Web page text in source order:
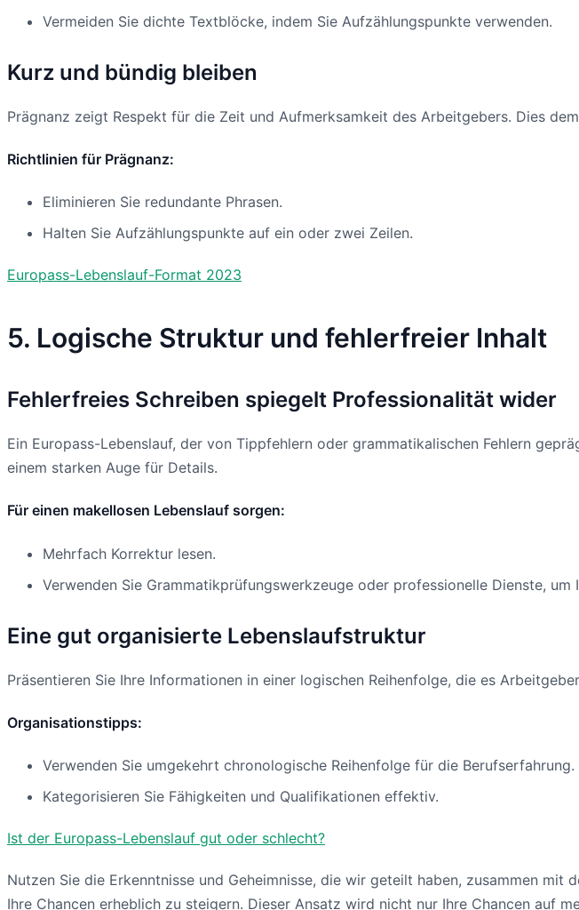
Vermeiden Sie dichte Textblöcke, indem Sie Aufzählungspunkte verwenden.
Kurz und bündig bleiben
Prägnanz zeigt Respekt für die Zeit und Aufmerksamkeit des Arbeitgebers. Dies
Richtlinien für Prägnanz:
Eliminieren Sie redundante Phrasen.
Halten Sie Aufzählungspunkte auf ein oder zwei Zeilen.
Europass-Lebenslauf-Format 2023
5. Logische Struktur und fehlerfreier Inhalt
Fehlerfreies Schreiben spiegelt Professionalität wider
Ein Europass-Lebenslauf, der von Tippfehlern oder grammatikalischen Fehlern
einem starken Auge für Details.
Für einen makellosen Lebenslauf sorgen:
Mehrfach Korrektur lesen.
Verwenden Sie Grammatikprüfungswerkzeuge oder professionelle Dienste, um
Eine gut organisierte Lebenslaufstruktur
Präsentieren Sie Ihre Informationen in einer logischen Reihenfolge, die es
Organisationstipps:
Verwenden Sie umgekehrt chronologische Reihenfolge für die Berufserfahrung.
Kategorisieren Sie Fähigkeiten und Qualifikationen effektiv.
Ist der Europass-Lebenslauf gut oder schlecht?
Nutzen Sie die Erkenntnisse und Geheimnisse, die wir geteilt haben, zusammen
Ihre Chancen erheblich zu steigern. Dieser Ansatz wird nicht nur Ihre Chancen auf